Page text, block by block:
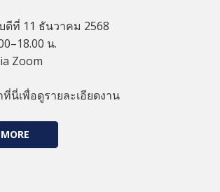
ที่ 11 ธันวาคม 2568
น.
Zoom
นี่เพื่อดูรายละเอียดงาน